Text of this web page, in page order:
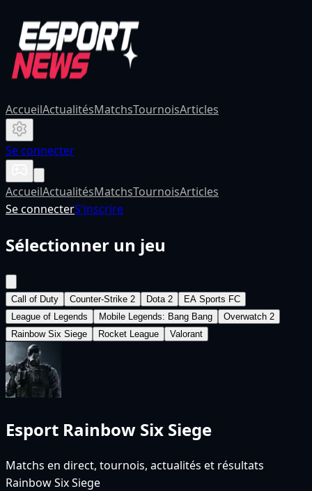
AccueilActualitésMatchsTournoisArticles
Se connecter
AccueilActualitésMatchsTournoisArticles
Se connecterS'inscrire
Sélectionner un jeu
Call of Duty Counter-Strike 2 Dota 2
EA Sports FC
League of Legends
Mobile Legends: Bang Bang
Overwatch 2
Rainbow Six Siege
Rocket League Valorant
Esport Rainbow Six Siege
Matchs en direct, tournois, actualités et résultats
Rainbow Six Siege